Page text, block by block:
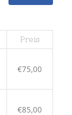
Preis
€75,00
€85,00